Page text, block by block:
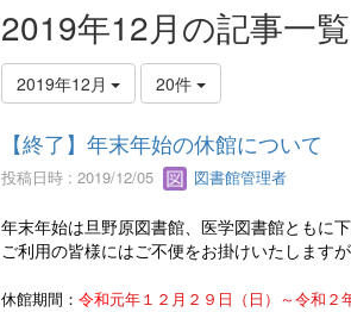
2019年12月の記事一覧
2019年12月 20件
【終了】年末年始の休館について
投稿日時 : 2019/12/05 図書館管理者
年末年始は旦野原図書館、医学図書館ともに
ご利用の皆様にはご不便をお掛けいたします
休館期間： 令和元年１２月２９日（日）～令和２